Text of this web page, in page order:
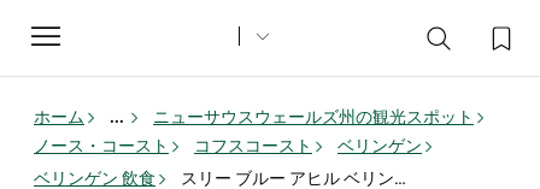
Toggle
navigation
ホーム ...
ニューサウスウェールズ州の観光スポット
ノース・コースト
コフスコースト
ベリンゲン
ベリンゲン 飲食
スリー ブルー アヒル ベリンゲン